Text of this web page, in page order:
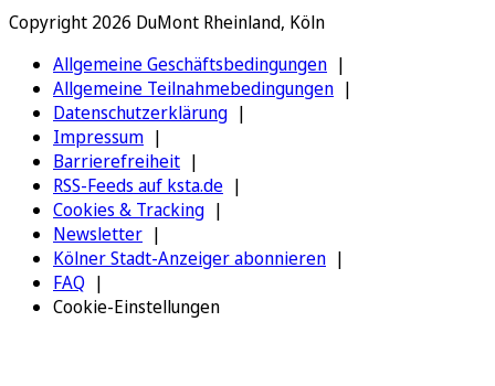
Copyright 2026 DuMont Rheinland, Köln
Allgemeine Geschäftsbedingungen
Allgemeine Teilnahmebedingungen
Datenschutzerklärung
Impressum
Barrierefreiheit
RSS-Feeds auf ksta.de
Cookies & Tracking
Newsletter
Kölner Stadt-Anzeiger abonnieren
FAQ
Cookie-Einstellungen